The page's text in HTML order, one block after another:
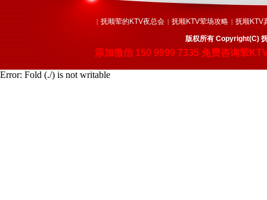
| 抚顺荤的KTV夜总会 | 抚顺KTV荤场攻略 | 抚顺KTV
版权所有 Copyright(C)
添加微信150 9999 7335 免费咨询荤
Error: Fold (./) is not writable